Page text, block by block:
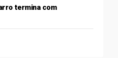
termina com